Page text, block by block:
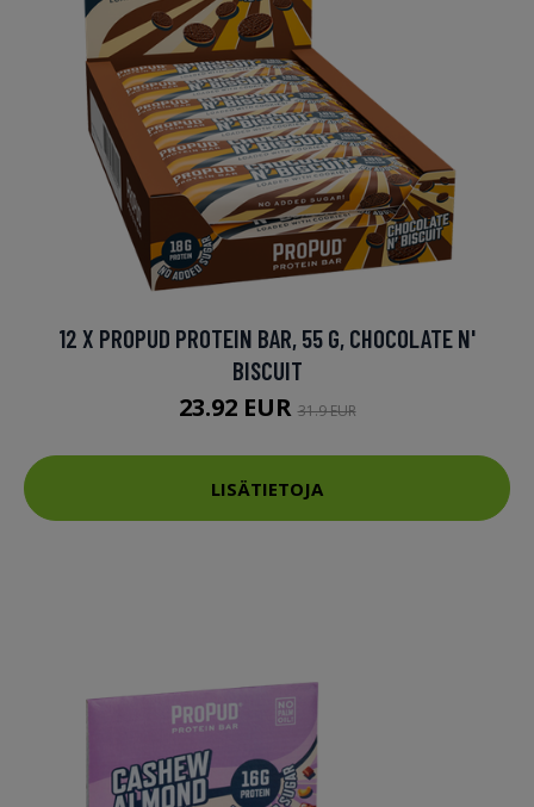
12 X PROPUD PROTEIN BAR, 55 G, CHOCOLATE N'
BISCUIT
23.92 EUR31.9 EUR
LISÄTIETOJA